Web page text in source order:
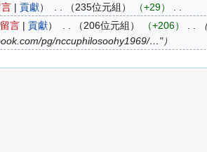
貢獻 235位元組 +29
留言 貢獻 206位元組 +206
pg/nccuphilosoohy1969/…"